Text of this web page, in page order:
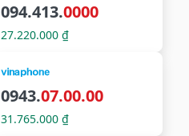
094.413.0000
27.220.000 ₫
0943.07.00.00
31.765.000 ₫